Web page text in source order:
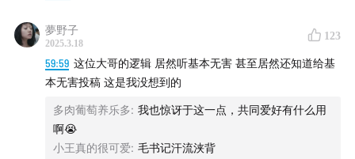
高老师
@李松蔚PKU
夢野子
2025.3.18
123
59:59 这位大哥的逻辑 居然听基本无害 甚至居然还知道给基
本无害投稿 这是我没想到的
多肉葡萄养乐多: 我也惊讶于这一点，共同爱好有什么用
啊😭
小王真的很可爱: 毛书记汗流浃背